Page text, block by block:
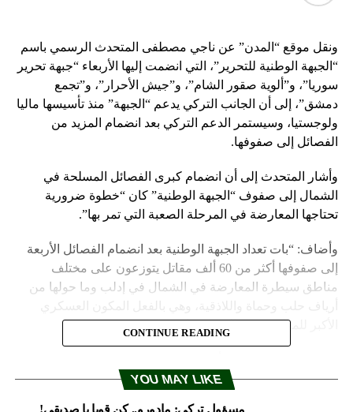
ونقل موقع “المدن” عن ناجي مصطفى المتحدث الرسمي باسم
“الجبهة الوطنية للتحرير”، التي انضمت إليها الأربعاء “جبهة تحرير
سوريا”، و”ألوية صقور الشام”، و”جيش الأحرار”، و”تجمع
دمشق”، إلى أن الجانب التركي يدعم “الجبهة” منذ تأسيسها ماليا
ولوجستيا، وسيستمر الدعم التركي بعد انضمام المزيد من
الفصائل إلى صفوفها.
وأشار المتحدث إلى أن انضمام كبرى الفصائل المسلحة في
الشمال إلى صفوف “الجبهة الوطنية” كان “خطوة ضرورية
تحتاجها المعارضة في المرحلة الصعبة التي تمر بها”.
وأضاف: “بات تعداد الجبهة الوطنية بعد انضمام الفصائل الأربعة
إلى صفوفها أكثر من 60 ألف مقاتل يتوزعون على مختلف
مناطق سيطرة المعارضة في الشمال في إدلب وما حولها من
الأكبر للمعارضة شمالي سوريا”.
محاولات اندماجية سابقة، وأن يكتب لها الاستمرار، لأسباب منها
CONTINUE READING
YOU MAY LIKE
مسؤول تركي: مادورو.. كن قويا يا صديقي!